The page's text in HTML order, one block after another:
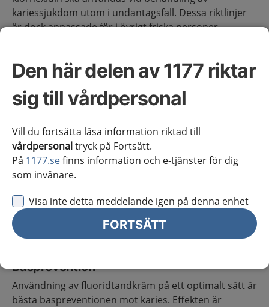
Den här delen av 1177 riktar
sig till vårdpersonal
Vill du fortsätta läsa information riktad till
vårdpersonaltryck på Fortsätt.
På 1177.sefinns information och e-tjänster för dig
som invånare.
Visa inte detta meddelande igen på denna enhet
FORTSÄTT
kariessjukdom utom i undantagsfall. Dessa riktlinjer
är dock anpassade för i övrigt friska personer.
som behöver särskilt stöd på grund av exempelvis
kognitiv svikt, psykisk ohälsa, skörhet eller andra
fysiska och psykiska funktionsnedsättningar och
sjukdomar. Rekommendationerna överstiger ibland
doseringsrekommendationer angivna på
recepten måste då markeras med
Behandling
Behandlingsval
Basprevention
Användning av fluoridtandkräm på ett optimalt sätt är
bästa baspreventionen mot karies. Effekten är